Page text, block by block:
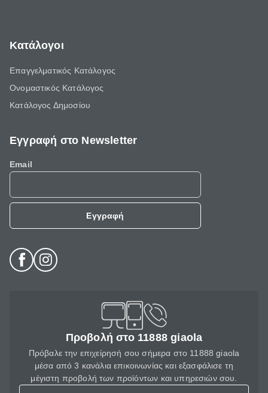
Κατάλογοι
Επαγγελματικός Κατάλογος
Ονομαστικός Κατάλογος
Κατάλογος Δημοσίου
Εγγραφή στο Newsletter
Email
Εγγραφή
Προβολή στο 11888 giaola
Πρόβαλε την επιχείρησή σου σήμερα στο 11888 giaola
μέσα από 3 κανάλια επικοινωνίας και εξασφάλισε τη
μέγιστη προβολή των προϊόντων και υπηρεσιών σου.